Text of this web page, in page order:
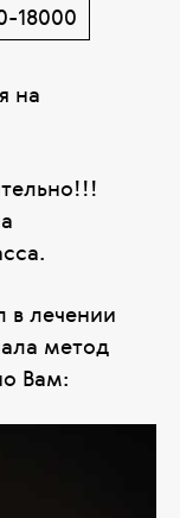
18000
на
в лечении
метод
Вам: